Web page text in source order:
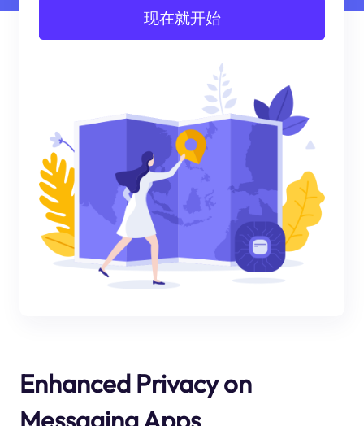
现在就开始
Enhanced Privacy on